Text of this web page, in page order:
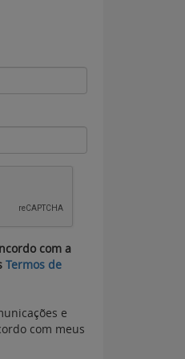
com a
Termos de
e
com meus